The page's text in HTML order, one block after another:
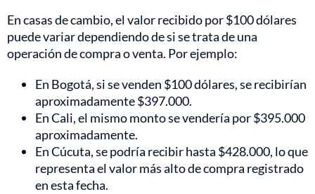
En casas de cambio, el valor recibido por $100 dólares
puede variar dependiendo de si se trata de una
operación de compra o venta. Por ejemplo:
En Bogotá, si se venden $100 dólares, se recibirían
aproximadamente $397.000.
En Cali, el mismo monto se vendería por $395.000
aproximadamente.
En Cúcuta, se podría recibir hasta $428.000, lo que
representa el valor más alto de compra registrado
en esta fecha.